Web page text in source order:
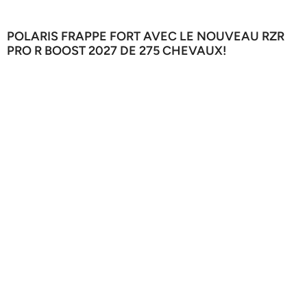
POLARIS FRAPPE FORT AVEC LE NOUVEAU RZR
PRO R BOOST 2027 DE 275 CHEVAUX!